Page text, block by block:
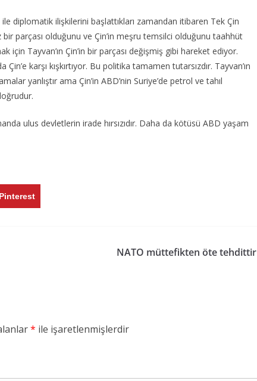
diplomatik ilişkilerini başlattıkları zamandan itibaren Tek Çin
bir parçası olduğunu ve Çin’in meşru temsilci olduğunu taahhüt
için Tayvan’ın Çin’in bir parçası değişmiş gibi hareket ediyor.
Çin’e karşı kışkırtıyor. Bu politika tamamen tutarsızdır. Tayvan’ın
yanlıştır ama Çin’in ABD’nin Suriye’de petrol ve tahıl
ulus devletlerin irade hırsızıdır. Daha da kötüsü ABD yaşam
Pinterest
NATO müttefikten öte tehdittir
* ile işaretlenmişlerdir